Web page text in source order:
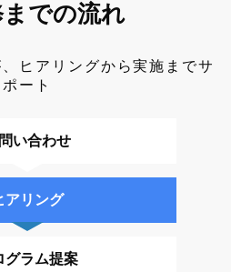
での流れ
ヒアリングから実施までサ
ポート
い合わせ
アリング
グラム提案